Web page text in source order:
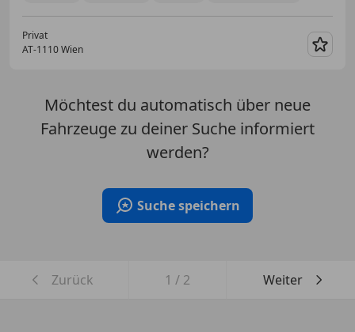
Privat
AT-1110 Wien
Möchtest du automatisch über neue
Fahrzeuge zu deiner Suche informiert
werden?
Suche speichern
Zurück 1 / 2 Weiter